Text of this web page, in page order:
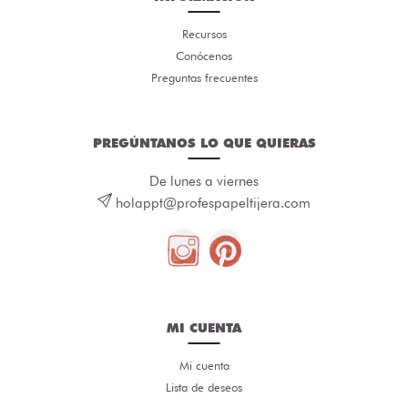
Recursos
Conócenos
Preguntas frecuentes
PREGÚNTANOS LO QUE QUIERAS
De lunes a viernes
holappt@profespapeltijera.com
MI CUENTA
Mi cuenta
Lista de deseos